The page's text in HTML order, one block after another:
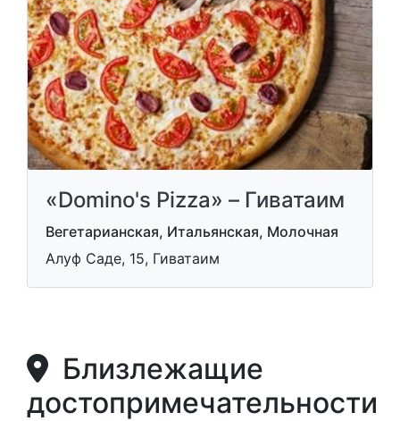
«Domino's Pizza» – Гиватаим
Вегетарианская, Итальянская, Молочная
Алуф Саде, 15, Гиватаим
Близлежащие
достопримечательности